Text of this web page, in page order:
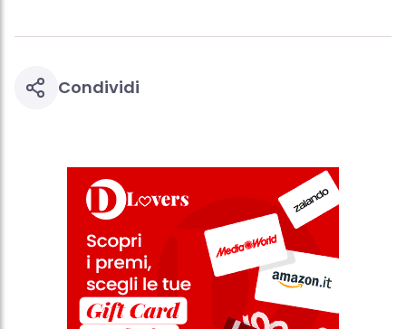
Condividi